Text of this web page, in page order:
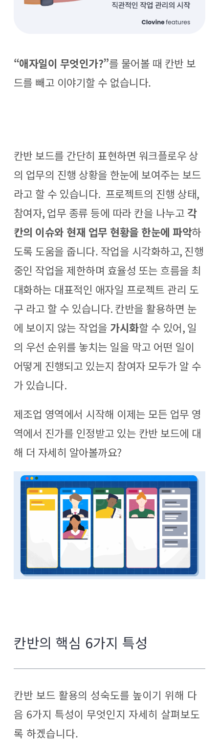
“애자일이 무엇인가?”를 물어볼 때 칸반 보
드를 빼고 이야기할 수 없습니다.
칸반 보드를 간단히 표현하면 워크플로우상
의 업무의 진행 상황을 한눈에 보여주는 보드
라고 할 수 있습니다. 프로젝트의 진행 상태,
참여자,업무 종류 등에 따라 칸을 나누고 각
칸의 이슈와 현재 업무 현황을 한눈에 파악하
도록 도움을 줍니다. 작업을 시각화하고,진행
중인 작업을 제한하며 효율성 또는 흐름을 최
대화하는 대표적인 애자일 프로젝트 관리 도
구 라고 할 수 있습니다.칸반을 활용하면 눈
에 보이지 않는 작업을 가시화할 수 있어,일
의 우선 순위를 놓치는 일을 막고 어떤 일이
어떻게 진행되고 있는지 참여자 모두가 알 수
가 있습니다.
제조업 영역에서 시작해 이제는 모든 업무 영
역에서 진가를 인정받고 있는 칸반 보드에 대
해 더 자세히 알아볼까요?
칸반의 핵심 6가지 특성
칸반 보드 활용의 성숙도를 높이기 위해 다
음 6가지 특성이 무엇인지 자세히 살펴보도
록 하겠습니다.